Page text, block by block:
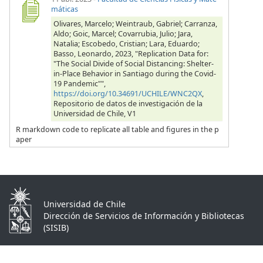
máticas
Olivares, Marcelo; Weintraub, Gabriel; Carranza,
Aldo; Goic, Marcel; Covarrubia, Julio; Jara,
Natalia; Escobedo, Cristian; Lara, Eduardo;
Basso, Leonardo, 2023, "Replication Data for:
"The Social Divide of Social Distancing: Shelter-
in-Place Behavior in Santiago during the Covid-
19 Pandemic"",
https://doi.org/10.34691/UCHILE/WNC2QX,
Repositorio de datos de investigación de la
Universidad de Chile, V1
R markdown code to replicate all table and figures in the p
aper
Universidad de Chile
Dirección de Servicios de Información y Bibliotecas
(SISIB)